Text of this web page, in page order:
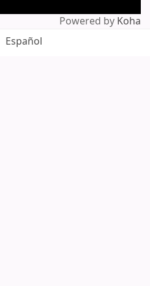
Powered by Koha
Español